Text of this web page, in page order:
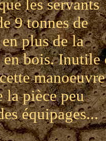
les servants
9 tonnes de
plus de la
bois. Inutile
manoeuvre
la pièce peu
équipages...